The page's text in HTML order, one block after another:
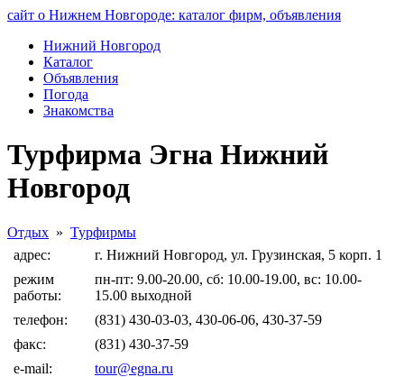
сайт о Нижнем Новгороде: каталог фирм, объявления
Нижний Новгород
Каталог
Объявления
Погода
Знакомства
Турфирма Эгна Нижний
Новгород
Отдых » Турфирмы
адрес:
г. Нижний Новгород, ул. Грузинская, 5 корп. 1
режим
работы:
пн-пт: 9.00-20.00, сб: 10.00-19.00, вс: 10.00-
15.00 выходной
телефон:
(831) 430-03-03, 430-06-06, 430-37-59
факс:
(831) 430-37-59
e-mail:
tour@egna.ru